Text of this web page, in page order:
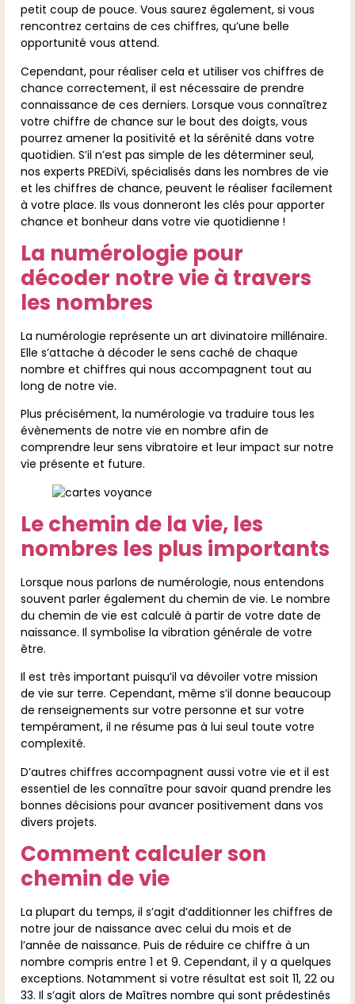
petit coup de pouce. Vous saurez également, si vous
rencontrez certains de ces chiffres, qu’une belle
opportunité vous attend.
Cependant, pour réaliser cela et utiliser vos chiffres de
chance correctement, il est nécessaire de prendre
connaissance de ces derniers. Lorsque vous connaîtrez
votre chiffre de chance sur le bout des doigts, vous
pourrez amener la positivité et la sérénité dans votre
quotidien. S’il n’est pas simple de les déterminer seul,
nos experts PREDiVi, spécialisés dans les nombres de vie
et les chiffres de chance, peuvent le réaliser facilement
à votre place. Ils vous donneront les clés pour apporter
chance et bonheur dans votre vie quotidienne !
La numérologie pour
décoder notre vie à travers
les nombres
La numérologie représente un art divinatoire millénaire.
Elle s’attache à décoder le sens caché de chaque
nombre et chiffres qui nous accompagnent tout au
long de notre vie.
Plus précisément, la numérologie va traduire tous les
évènements de notre vie en nombre afin de
comprendre leur sens vibratoire et leur impact sur notre
vie présente et future.
Le chemin de la vie, les
nombres les plus importants
Lorsque nous parlons de numérologie, nous entendons
souvent parler également du chemin de vie. Le nombre
du chemin de vie est calculé à partir de votre date de
naissance. Il symbolise la vibration générale de votre
être.
Il est très important puisqu’il va dévoiler votre mission
de vie sur terre. Cependant, même s’il donne beaucoup
de renseignements sur votre personne et sur votre
tempérament, il ne résume pas à lui seul toute votre
complexité.
D’autres chiffres accompagnent aussi votre vie et il est
essentiel de les connaître pour savoir quand prendre les
bonnes décisions pour avancer positivement dans vos
divers projets.
Comment calculer son
chemin de vie
La plupart du temps, il s’agit d’additionner les chiffres de
notre jour de naissance avec celui du mois et de
l’année de naissance. Puis de réduire ce chiffre à un
nombre compris entre 1 et 9. Cependant, il y a quelques
exceptions. Notamment si votre résultat est soit 11, 22 ou
33. Il s’agit alors de Maîtres nombre qui sont prédestinés